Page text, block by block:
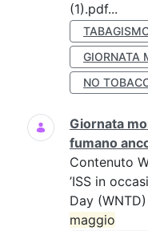
(1).pdf...
GIORNATA
NO
Giornata
fumano
Contenuto
’ISS in
Day
maggio